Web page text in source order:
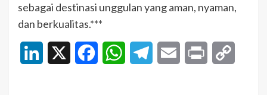
sebagai destinasi unggulan yang aman, nyaman,
dan berkualitas.***
LinkedIn FacebookWhatsAppTelegramEmail Print